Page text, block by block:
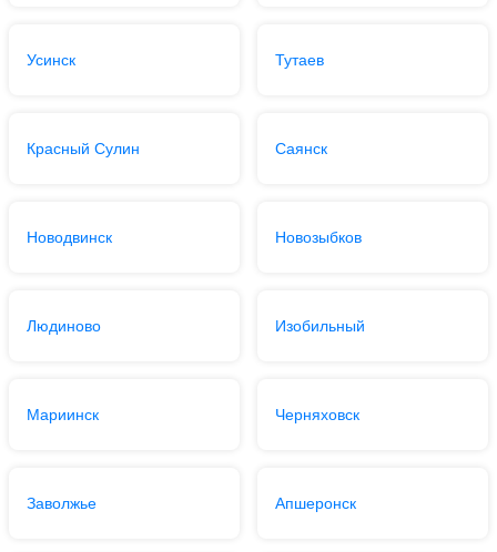
Усинск Тутаев
Красный Сулин Саянск
Новодвинск Новозыбков
Людиново Изобильный
Мариинск Черняховск
Заволжье Апшеронск